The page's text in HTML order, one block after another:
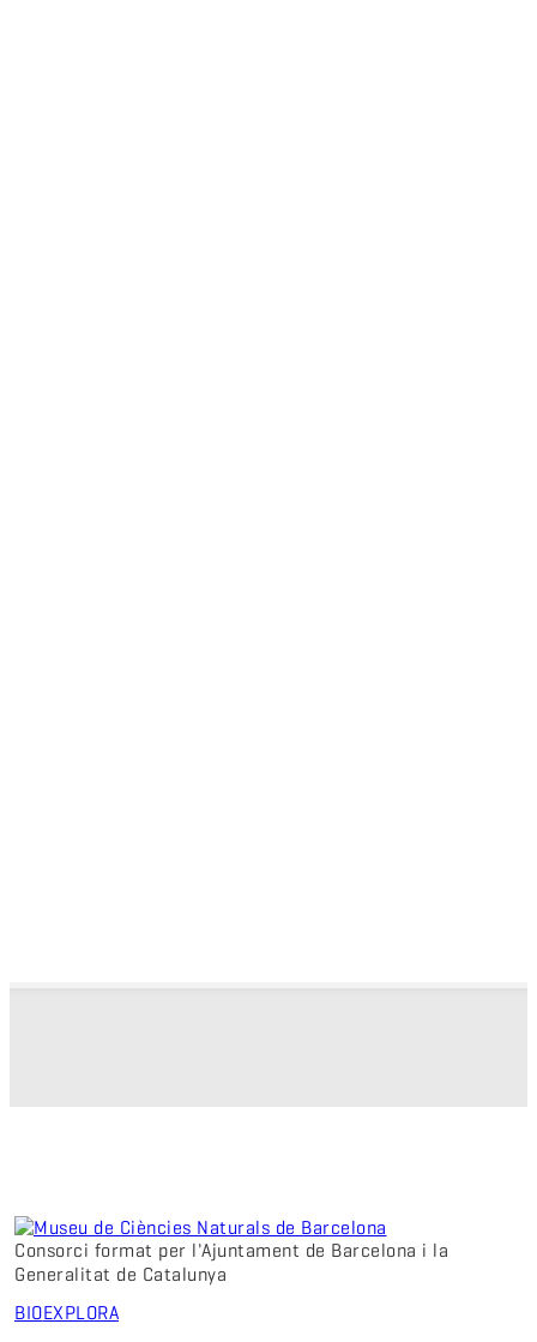
Consorci format per l'Ajuntament de Barcelona i la
Generalitat de Catalunya
BIOEXPLORA